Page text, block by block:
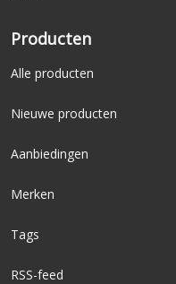
Producten
Alle producten
Nieuwe producten
Aanbiedingen
Merken
Tags
RSS-feed